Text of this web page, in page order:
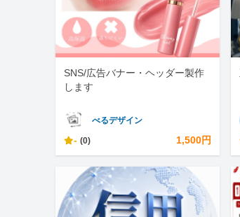
SNS/広告バナー・ヘッダー製作
します
べるデザイン
- (0) 1,500円